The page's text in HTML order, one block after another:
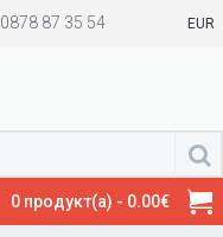
0878 87 35 54 EUR
0 продукт(а) - 0.00€